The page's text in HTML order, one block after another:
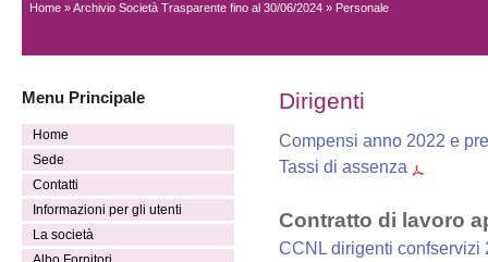
Home »Archivio Società Trasparente fino al 30/06/2024 » Personale
Menu Principale
Home
Sede
Contatti
Informazioni per gli utenti
La società
Dirigenti
Compensi anno 2022 e
Tassi di assenza
Contratto di lavoro
CCNL dirigenti confservizi